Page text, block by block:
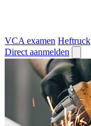
VCA examen Heftruck
Direct aanmelden